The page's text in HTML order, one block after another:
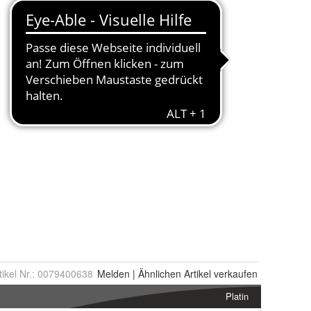
Nr.: 0079400638 Melden | Ähnlichen Artikel verkaufen
Platin